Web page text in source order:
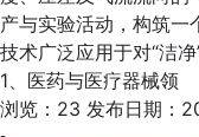
产与实验活动，构筑一
技术广泛应用于对“洁
1、医药与医疗器械领
浏览：23 发布日期：